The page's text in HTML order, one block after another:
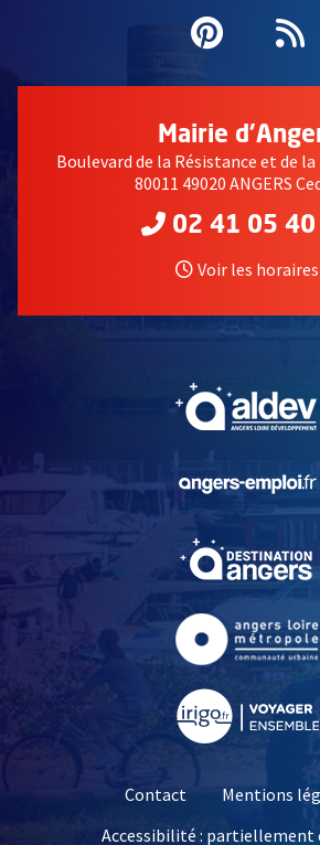
,
Mairie
Boulevard de la Résistance et de
80011 49020 ANGERS
02 41 05 40
Voir les horaires
Contact
Mentions
Accessibilité : partiellement